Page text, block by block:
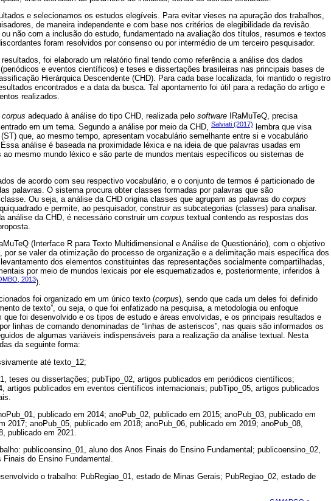
e selecionamos os estudos elegíveis. Para evitar vieses na apuração dos trabalhos,
de maneira independente e com base nos critérios de elegibilidade da revisão.
não com a inclusão do estudo, fundamentado na avaliação dos títulos, resumos e textos
foram resolvidos por consenso ou por intermédio de um terceiro pesquisador.
foi elaborado um relatório final tendo como referência a análise dos dados
e eventos científicos) e teses e dissertações brasileiras nas principais bases de
Hierárquica Descendente (CHD). Para cada base localizada, foi mantido o registro
encontrados e a data da busca. Tal apontamento foi útil para a redação do artigo e
realizados.
corpus adequado à análise do tipo CHD, realizada pelo software IRaMuTeQ, precisa
em um tema. Segundo a análise por meio da CHD, Salviati (2017)
lembra que visa
que, ao mesmo tempo, apresentam vocabulário semelhante entre si e vocabulário
análise é baseada na proximidade léxica e na ideia de que palavras usadas em
mesmo mundo léxico e são parte de mundos mentais específicos ou sistemas de
de acordo com seu respectivo vocabulário, e o conjunto de termos é particionado de
palavras. O sistema procura obter classes formadas por palavras que são
Ou seja, a análise da CHD origina classes que agrupam as palavras do corpus
e permite, ao pesquisador, construir as subcategorias (classes) para analisar.
análise da CHD, é necessário construir um corpus textual contendo as respostas dos
(Interface R para Texto Multidimensional e Análise de Questionário), com o objetivo
por se valer da otimização do processo de organização e a delimitação mais específica dos
dos elementos constituintes das representações socialmente compartilhadas,
por meio de mundos lexicais por ele esquematizados e, posteriormente, inferidos à
2013).
foi organizado em um único texto (corpus), sendo que cada um deles foi definido
de texto”, ou seja, o que foi enfatizado na pesquisa, a metodologia ou enfoque
foi desenvolvido e os tipos de estudo e áreas envolvidas, e os principais resultados e
linhas de comando denominadas de “linhas de asteriscos”, nas quais são informados os
de algumas variáveis indispensáveis para a realização da análise textual. Nesta
da seguinte forma:
até texto_12;
teses ou dissertações; pubTipo_02, artigos publicados em periódicos científicos;
artigos publicados em eventos científicos internacionais; pubTipo_05, artigos publicados
publicado em 2014; anoPub_02, publicado em 2015; anoPub_03, publicado em
2017; anoPub_05, publicado em 2018; anoPub_06, publicado em 2019; anoPub_08,
publicado em 2021.
publicoensino_01, aluno dos Anos Finais do Ensino Fundamental; publicoensino_02,
do Ensino Fundamental.
o trabalho: PubRegiao_01, estado de Minas Gerais; PubRegiao_02, estado de